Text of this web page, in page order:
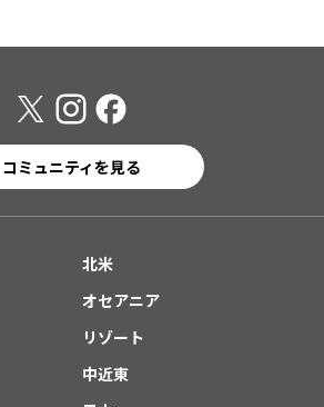
コミュニティを見る
北米
オセアニア
リゾート
中近東